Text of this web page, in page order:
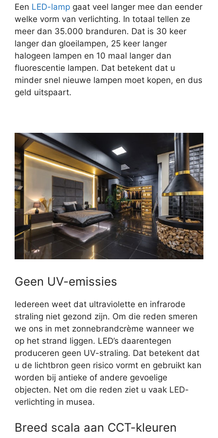
Een LED-lamp gaat veel langer mee dan eender
welke vorm van verlichting. In totaal tellen ze
meer dan 35.000 branduren. Dat is 30 keer
langer dan gloeilampen, 25 keer langer
halogeen lampen en 10 maal langer dan
fluorescentie lampen. Dat betekent dat u
minder snel nieuwe lampen moet kopen, en dus
geld uitspaart.
Geen UV-emissies
Iedereen weet dat ultraviolette en infrarode
straling niet gezond zijn. Om die reden smeren
we ons in met zonnebrandcrème wanneer we
op het strand liggen. LED’s daarentegen
produceren geen UV-straling. Dat betekent dat
u de lichtbron geen risico vormt en gebruikt kan
worden bij antieke of andere gevoelige
objecten. Net om die reden ziet u vaak LED-
verlichting in musea.
Breed scala aan CCT-kleuren